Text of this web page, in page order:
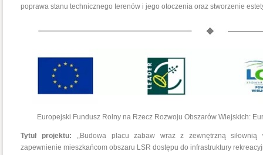
poprawa stanu technicznego terenów i jego otoczenia oraz stworzenie
Europejski Fundusz Rolny na Rzecz Rozwoju Obszarów Wiejskich:
Tytuł projektu: ,,Budowa placu zabaw wraz z zewnętrzną
zapewnienie mieszkańcom obszaru LSR dostępu do infrastruktury